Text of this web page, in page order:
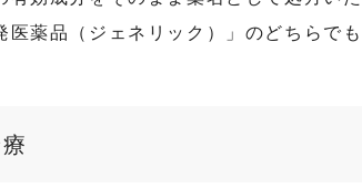
薬品（ジェネリック）」のどちらで